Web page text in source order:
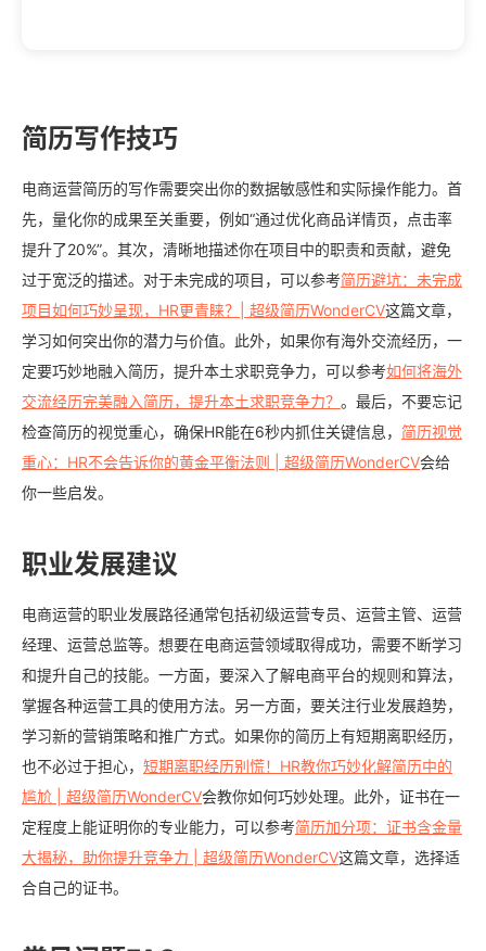
简历写作技巧
电商运营简历的写作需要突出你的数据敏感性和实际操作能力。首
先，量化你的成果至关重要，例如“通过优化商品详情页，点击率
提升了20%”。其次，清晰地描述你在项目中的职责和贡献，避免
过于宽泛的描述。对于未完成的项目，可以参考简历避坑：未完成
项目如何巧妙呈现，HR更青睐？| 超级简历WonderCV这篇文章，
学习如何突出你的潜力与价值。此外，如果你有海外交流经历，一
定要巧妙地融入简历，提升本土求职竞争力，可以参考如何将海外
交流经历完美融入简历，提升本土求职竞争力？ 。最后，不要忘记
检查简历的视觉重心，确保HR能在6秒内抓住关键信息， 简历视觉
重心：HR不会告诉你的黄金平衡法则 | 超级简历WonderCV会给
你一些启发。
职业发展建议
电商运营的职业发展路径通常包括初级运营专员、运营主管、运营
经理、运营总监等。想要在电商运营领域取得成功，需要不断学习
和提升自己的技能。一方面，要深入了解电商平台的规则和算法，
掌握各种运营工具的使用方法。另一方面，要关注行业发展趋势，
学习新的营销策略和推广方式。如果你的简历上有短期离职经历，
也不必过于担心， 短期离职经历别慌！HR教你巧妙化解简历中的
尴尬 | 超级简历WonderCV会教你如何巧妙处理。此外，证书在一
定程度上能证明你的专业能力，可以参考简历加分项：证书含金量
大揭秘，助你提升竞争力 | 超级简历WonderCV这篇文章，选择适
合自己的证书。